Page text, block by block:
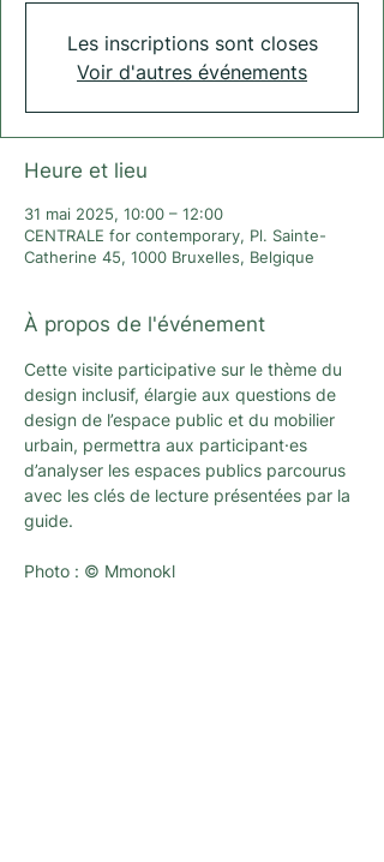
Les inscriptions sont closes
Voir d'autres événements
Heure et lieu
31 mai 2025, 10:00 – 12:00
CENTRALE for contemporary, Pl. Sainte-
Catherine 45, 1000 Bruxelles, Belgique
À propos de l'événement
Cette visite participative sur le thème du
design inclusif, élargie aux questions de
design de l’espace public et du mobilier
urbain, permettra aux participant·es
d’analyser les espaces publics parcourus
avec les clés de lecture présentées par la
guide.
Photo : © Mmonokl